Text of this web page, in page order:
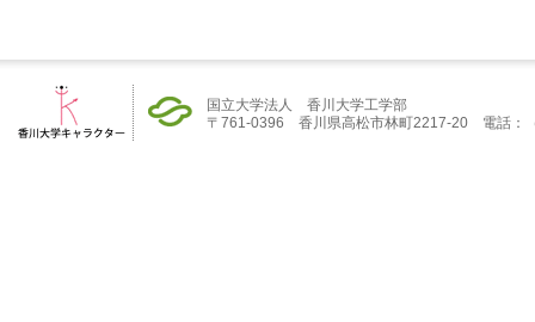
国立大学法人 香川大学工学部
〒761-0396 香川県高松市林町2217-20 電話：